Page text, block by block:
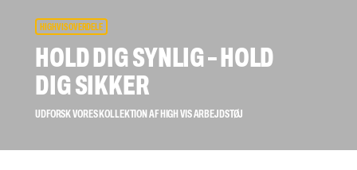
HIGH VIS OVERDELE
HOLD DIG SYNLIG – HOLD
DIG SIKKER
UDFORSK VORES KOLLEKTION AF HIGH VIS ARBEJDSTØJ